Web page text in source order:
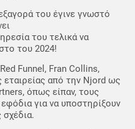
του έγινε γνωστό
του τελικά να
του 2024!
Funnel, Fran Collins,
εταιρείας από την Njord ως
όπως είπαν, τους
για να υποστηρίξουν